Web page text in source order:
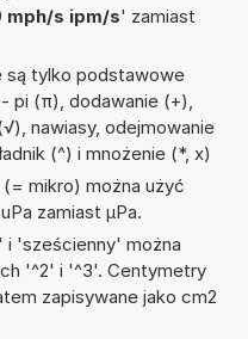
mph/s ipm/s' zamiast
są tylko podstawowe
pi (π), dodawanie (+),
nawiasy, odejmowanie
(^) i mnożenie (*, x)
mikro) można użyć
zamiast µPa.
'sześcienny' można
'^2' i '^3'. Centymetry
zapisywane jako cm2